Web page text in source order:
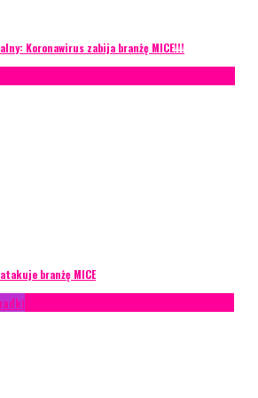
Koronawirus zabija branżę MICE!!!
branżę MICE